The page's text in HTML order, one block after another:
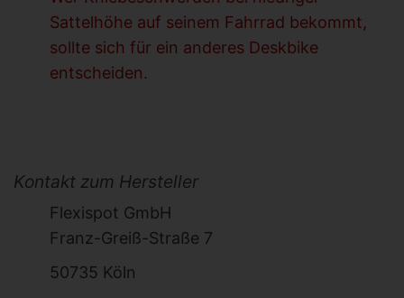
Sattelhöhe auf seinem Fahrrad bekommt,
sollte sich für ein anderes Deskbike
entscheiden.
Kontakt zum Hersteller
Flexispot GmbH
Franz-Greiß-Straße 7
50735 Köln